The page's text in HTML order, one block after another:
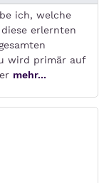
ich, welche
erlernten
wird primär auf
mehr...